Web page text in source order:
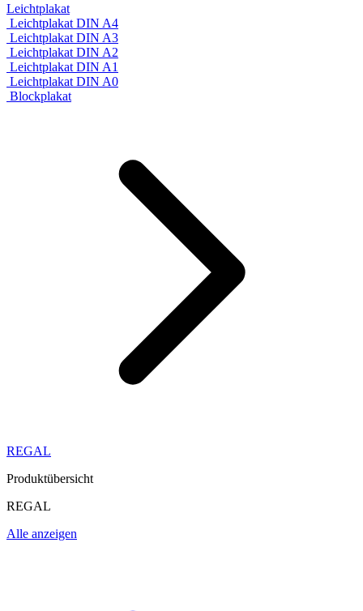
Leichtplakat
Leichtplakat DIN A4
Leichtplakat DIN A3
Leichtplakat DIN A2
Leichtplakat DIN A1
Leichtplakat DIN A0
Blockplakat
REGAL
Produktübersicht
REGAL
Alle anzeigen